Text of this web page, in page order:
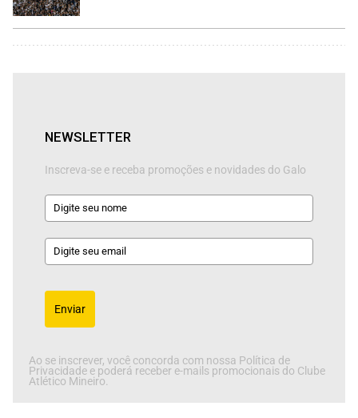
NEWSLETTER
Inscreva-se e receba promoções e novidades do Galo
Enviar
Ao se inscrever, você concorda com nossa Política de
Privacidade e poderá receber e-mails promocionais do Clube
Atlético Mineiro.